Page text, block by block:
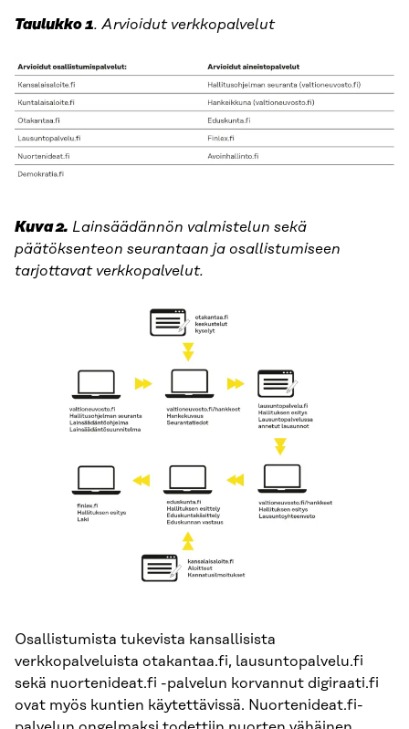
Taulukko 1. Arvioidut verkkopalvelut
Kuva 2. Lainsäädännön valmistelun sekä
päätöksenteon seurantaan ja osallistumiseen
tarjottavat verkkopalvelut.
Osallistumista tukevista kansallisista
verkkopalveluista otakantaa.fi, lausuntopalvelu.fi
sekä nuortenideat.fi -palvelun korvannut digiraati.fi
ovat myös kuntien käytettävissä. Nuortenideat.fi-